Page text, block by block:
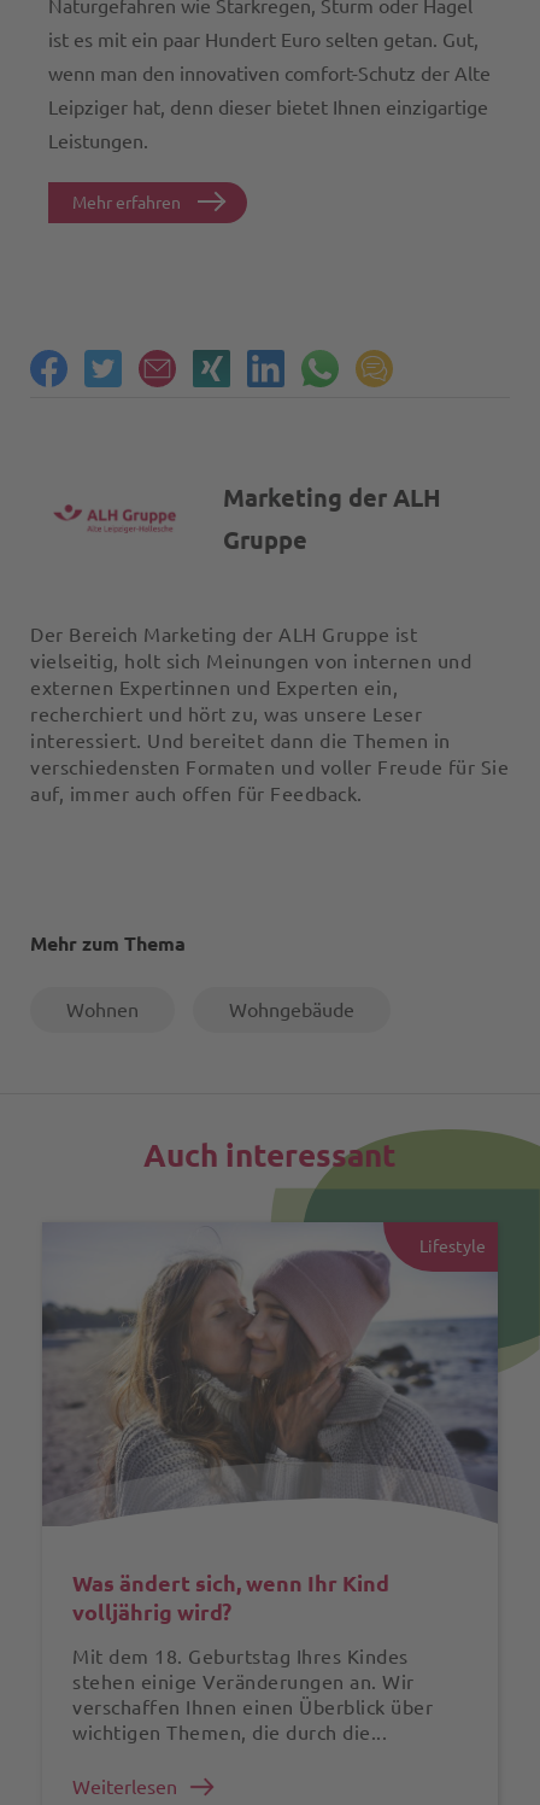
Naturgefahren wie Starkregen, Sturm oder Hagel
ist es mit ein paar Hundert Euro selten getan. Gut,
wenn man den innovativen comfort-Schutz der Alte
Leipziger hat, denn dieser bietet Ihnen einzigartige
Leistungen.
Mehr erfahren
Marketing der ALH
Gruppe
Der Bereich Marketing der ALH Gruppe ist
vielseitig, holt sich Meinungen von internen und
externen Expertinnen und Experten ein,
recherchiert und hört zu, was unsere Leser
interessiert. Und bereitet dann die Themen in
verschiedensten Formaten und voller Freude für Sie
auf, immer auch offen für Feedback.
Mehr zum Thema
Wohnen Wohngebäude
Auch interessant
Lifestyle
Was ändert sich, wenn Ihr Kind
volljährig wird?
Mit dem 18. Geburtstag Ihres Kindes
stehen einige Veränderungen an. Wir
verschaffen Ihnen einen Überblick über
wichtigen Themen, die durch die...
Weiterlesen